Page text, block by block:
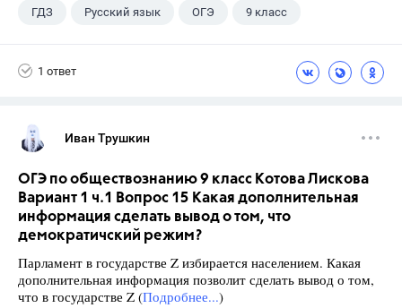
ГДЗ Русский язык ОГЭ 9 класс
1 ответ
Иван Трушкин
ОГЭ по обществознанию 9 класс Котова Лискова
Вариант 1 ч.1 Вопрос 15 Какая дополнительная
информация сделать вывод о том, что
демократичский режим?
Парламент в государстве Z избирается населением. Какая
дополнительная информация позволит сделать вывод о том,
что в государстве Z (Подробнее...)